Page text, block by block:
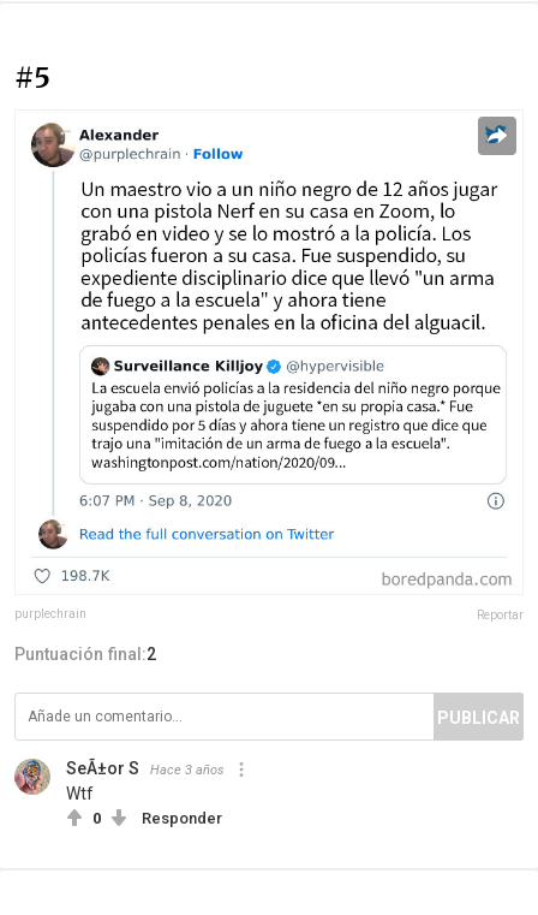
#5
purplechrain Reportar
Puntuación final:2
PUBLICAR
SeÃ±or S Hace 3 años
Wtf
0 Responder